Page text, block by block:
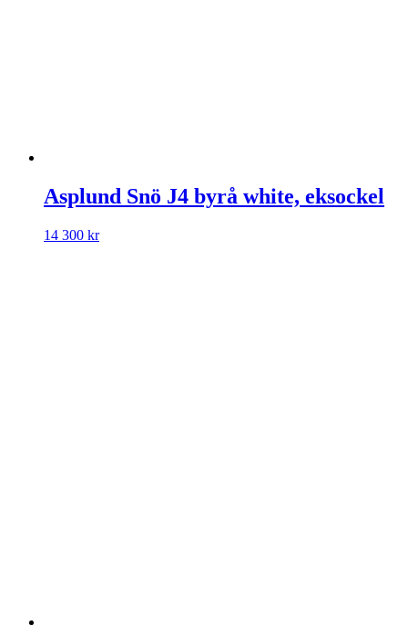
Asplund Snö J4 byrå white, eksockel
14 300 kr